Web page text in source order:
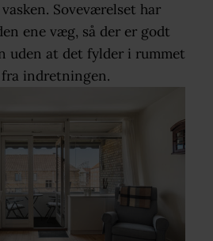
Soveværelset har
ene væg, så der er godt
uden at det fylder i rummet
indretningen.